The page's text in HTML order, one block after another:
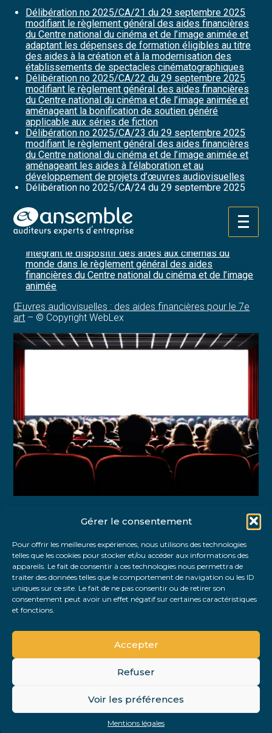
Gérer le consentement
Pour offrir les meilleures expériences, nous utilisons des technologies
telles que les cookies pour stocker et/ou accéder aux informations des
appareils. Le fait de consentir à ces technologies nous permettra de
traiter des données telles que le comportement de navigation ou les ID
uniques sur ce site. Le fait de ne pas consentir ou de retirer son
consentement peut avoir un effet négatif sur certaines caractéristiques
et fonctions.
Accepter
Refuser
Voir les préférences
Mentions légales
Aller
au
Délibération no 2025/CA/21 du 29 septembre 2025
modifiant le règlement général des aides financières
du Centre national du cinéma et de l’image animée et
adaptant les dépenses de formation éligibles au titre
des aides à la création et à la modernisation des
établissements de spectacles cinématographiques
Délibération no 2025/CA/22 du 29 septembre 2025
modifiant le règlement général des aides financières
du Centre national du cinéma et de l’image animée et
aménageant la bonification de soutien généré
applicable aux séries de fiction
Délibération no 2025/CA/23 du 29 septembre 2025
modifiant le règlement général des aides financières
du Centre national du cinéma et de l’image animée et
aménageant les aides à l’élaboration et au
développement de projets d’œuvres audiovisuelles
Délibération no 2025/CA/24 du 29 septembre 2025
du Centre national du cinéma et de l’image animée et
aménageant les aides financières aux œuvres
cinématographiques et audiovisuelles de courte durée
intégrant le dispositif des aides aux cinémas du
monde dans le règlement général des aides
financières du Centre national du cinéma et de l’image
animée
Œuvres audiovisuelles : des aides financières pour le 7e
art – © Copyright WebLex
FaceBook
TwitterLinkedIn
Principale
Footer
PLAN DU SITE
MENTIONS LÉGALES
Conception et réalisation